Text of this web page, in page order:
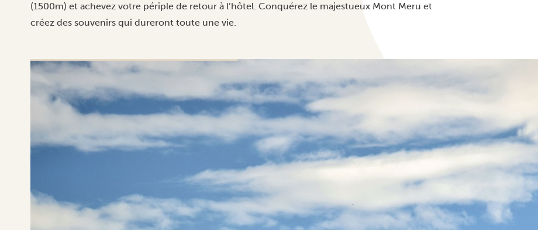
(1500m) et achevez votre périple de retour à l’hôtel. Conquérez le majestueux Mont Meru et
créez des souvenirs qui dureront toute une vie.